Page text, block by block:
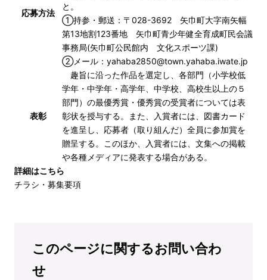
応募方法
と。
①持参・郵送：〒028-3692 矢巾町大字南矢幅
第13地割123番地 矢巾町青少年健全育成町民会議
事務局(矢巾町公民館内 文化スポーツ課)
②メール： yahaba2850@town.yahaba.iwate.jp
表彰
趣旨に沿った作品を選定し、各部門（小学校低
学年・中学年・高学年、中学校、高校生以上の５
部門）の最優秀賞・優秀賞の受賞者については表
彰状を授与する。また、入賞者には、図書カード
を進呈し、応募者（取り組んだ）全員に参加賞を
贈呈する。このほか、入賞者には、文集への掲載
や各種メディアに発表する場合がある。
詳細はこちら
チラシ・募集要項
このページに関するお問い合わ
せ